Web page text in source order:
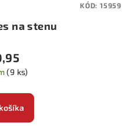
na stenu
(9 ks)
KÓD: 15959